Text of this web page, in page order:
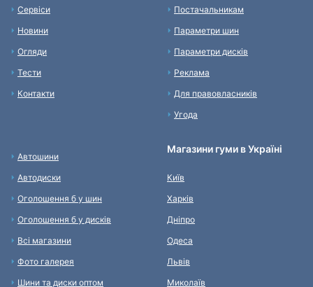
Сервіси
Новини
Огляди
Тести
Контакти
Постачальникам
Параметри шин
Параметри дисків
Реклама
Для правовласників
Угода
Автошини
Автодиски
Оголошення б у шин
Оголошення б у дисків
Всі магазини
Фото галерея
Шини та диски оптом
Магазини гуми в Україні
Київ
Харків
Дніпро
Одеса
Львів
Миколаїв